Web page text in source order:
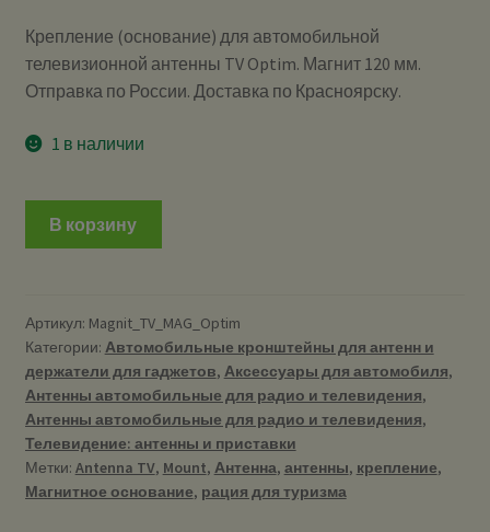
Крепление (основание) для автомобильной
телевизионной антенны TV Optim. Магнит 120 мм.
Отправка по России. Доставка по Красноярску.
1 в наличии
В корзину
Артикул: Magnit_TV_MAG_Optim
Категории: Автомобильные кронштейны для антенн и
держатели для гаджетов, Аксессуары для автомобиля,
Антенны автомобильные для радио и телевидения,
Антенны автомобильные для радио и телевидения,
Телевидение: антенны и приставки
Метки: Antenna TV, Mount, Антенна, антенны, крепление,
Магнитное основание, рация для туризма